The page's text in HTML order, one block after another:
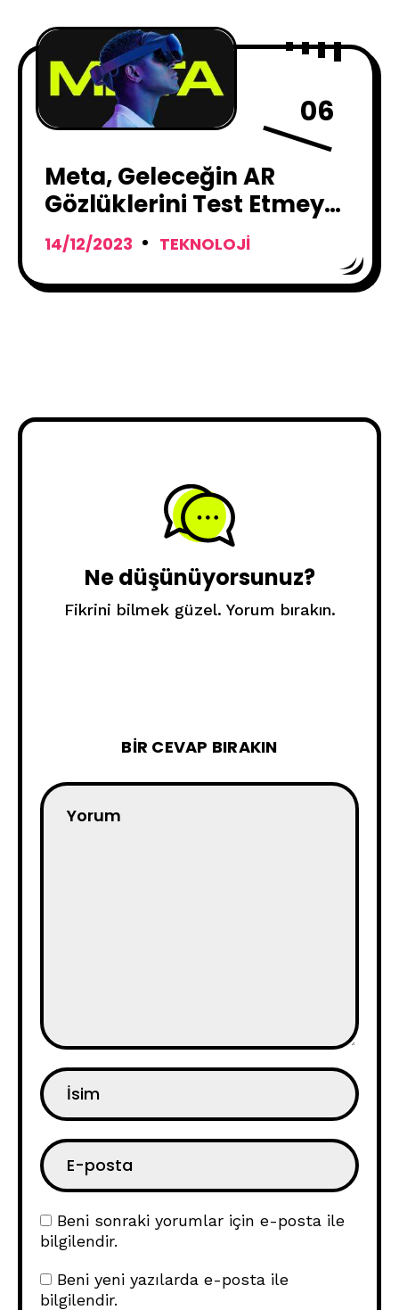
06
Meta, Geleceğin AR
Gözlüklerini Test Etmeye
Hazırlanıyor
14/12/2023 TEKNOLOJI
Ne düşünüyorsunuz?
Fikrini bilmek güzel. Yorum bırakın.
BIR CEVAP BIRAKIN
Beni sonraki yorumlar için e-posta ile
bilgilendir.
Beni yeni yazılarda e-posta ile
bilgilendir.